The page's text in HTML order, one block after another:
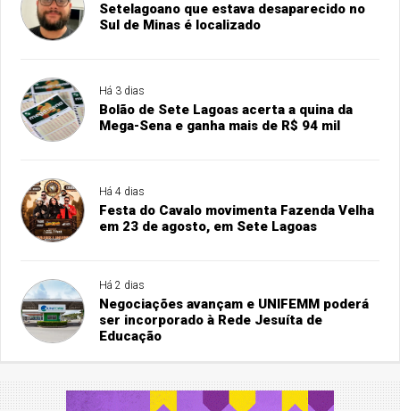
Setelagoano que estava desaparecido no
Sul de Minas é localizado
Há 3 dias
Bolão de Sete Lagoas acerta a quina da
Mega-Sena e ganha mais de R$ 94 mil
Há 4 dias
Festa do Cavalo movimenta Fazenda Velha
em 23 de agosto, em Sete Lagoas
Há 2 dias
Negociações avançam e UNIFEMM poderá
ser incorporado à Rede Jesuíta de
Educação